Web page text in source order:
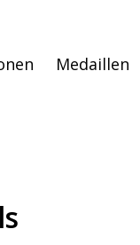
Medaillen